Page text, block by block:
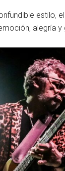
estilo,
alegría